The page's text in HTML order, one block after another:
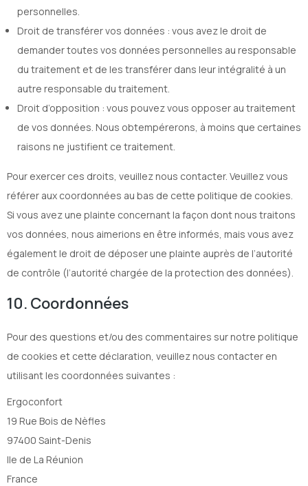
personnelles.
Droit de transférer vos données : vous avez le droit de
demander toutes vos données personnelles au responsable
du traitement et de les transférer dans leur intégralité à un
autre responsable du traitement.
Droit d’opposition : vous pouvez vous opposer au traitement
de vos données. Nous obtempérerons, à moins que certaines
raisons ne justifient ce traitement.
Pour exercer ces droits, veuillez nous contacter. Veuillez vous
référer aux coordonnées au bas de cette politique de cookies.
Si vous avez une plainte concernant la façon dont nous traitons
vos données, nous aimerions en être informés, mais vous avez
également le droit de déposer une plainte auprès de l’autorité
de contrôle (l’autorité chargée de la protection des données).
10. Coordonnées
Pour des questions et/ou des commentaires sur notre politique
de cookies et cette déclaration, veuillez nous contacter en
utilisant les coordonnées suivantes :
Ergoconfort
19 Rue Bois de Nèfles
97400 Saint-Denis
Ile de La Réunion
France